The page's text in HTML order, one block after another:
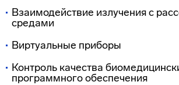
Взаимодействие излучения с
средами
Виртуальные приборы
Контроль качества
программного обеспечения